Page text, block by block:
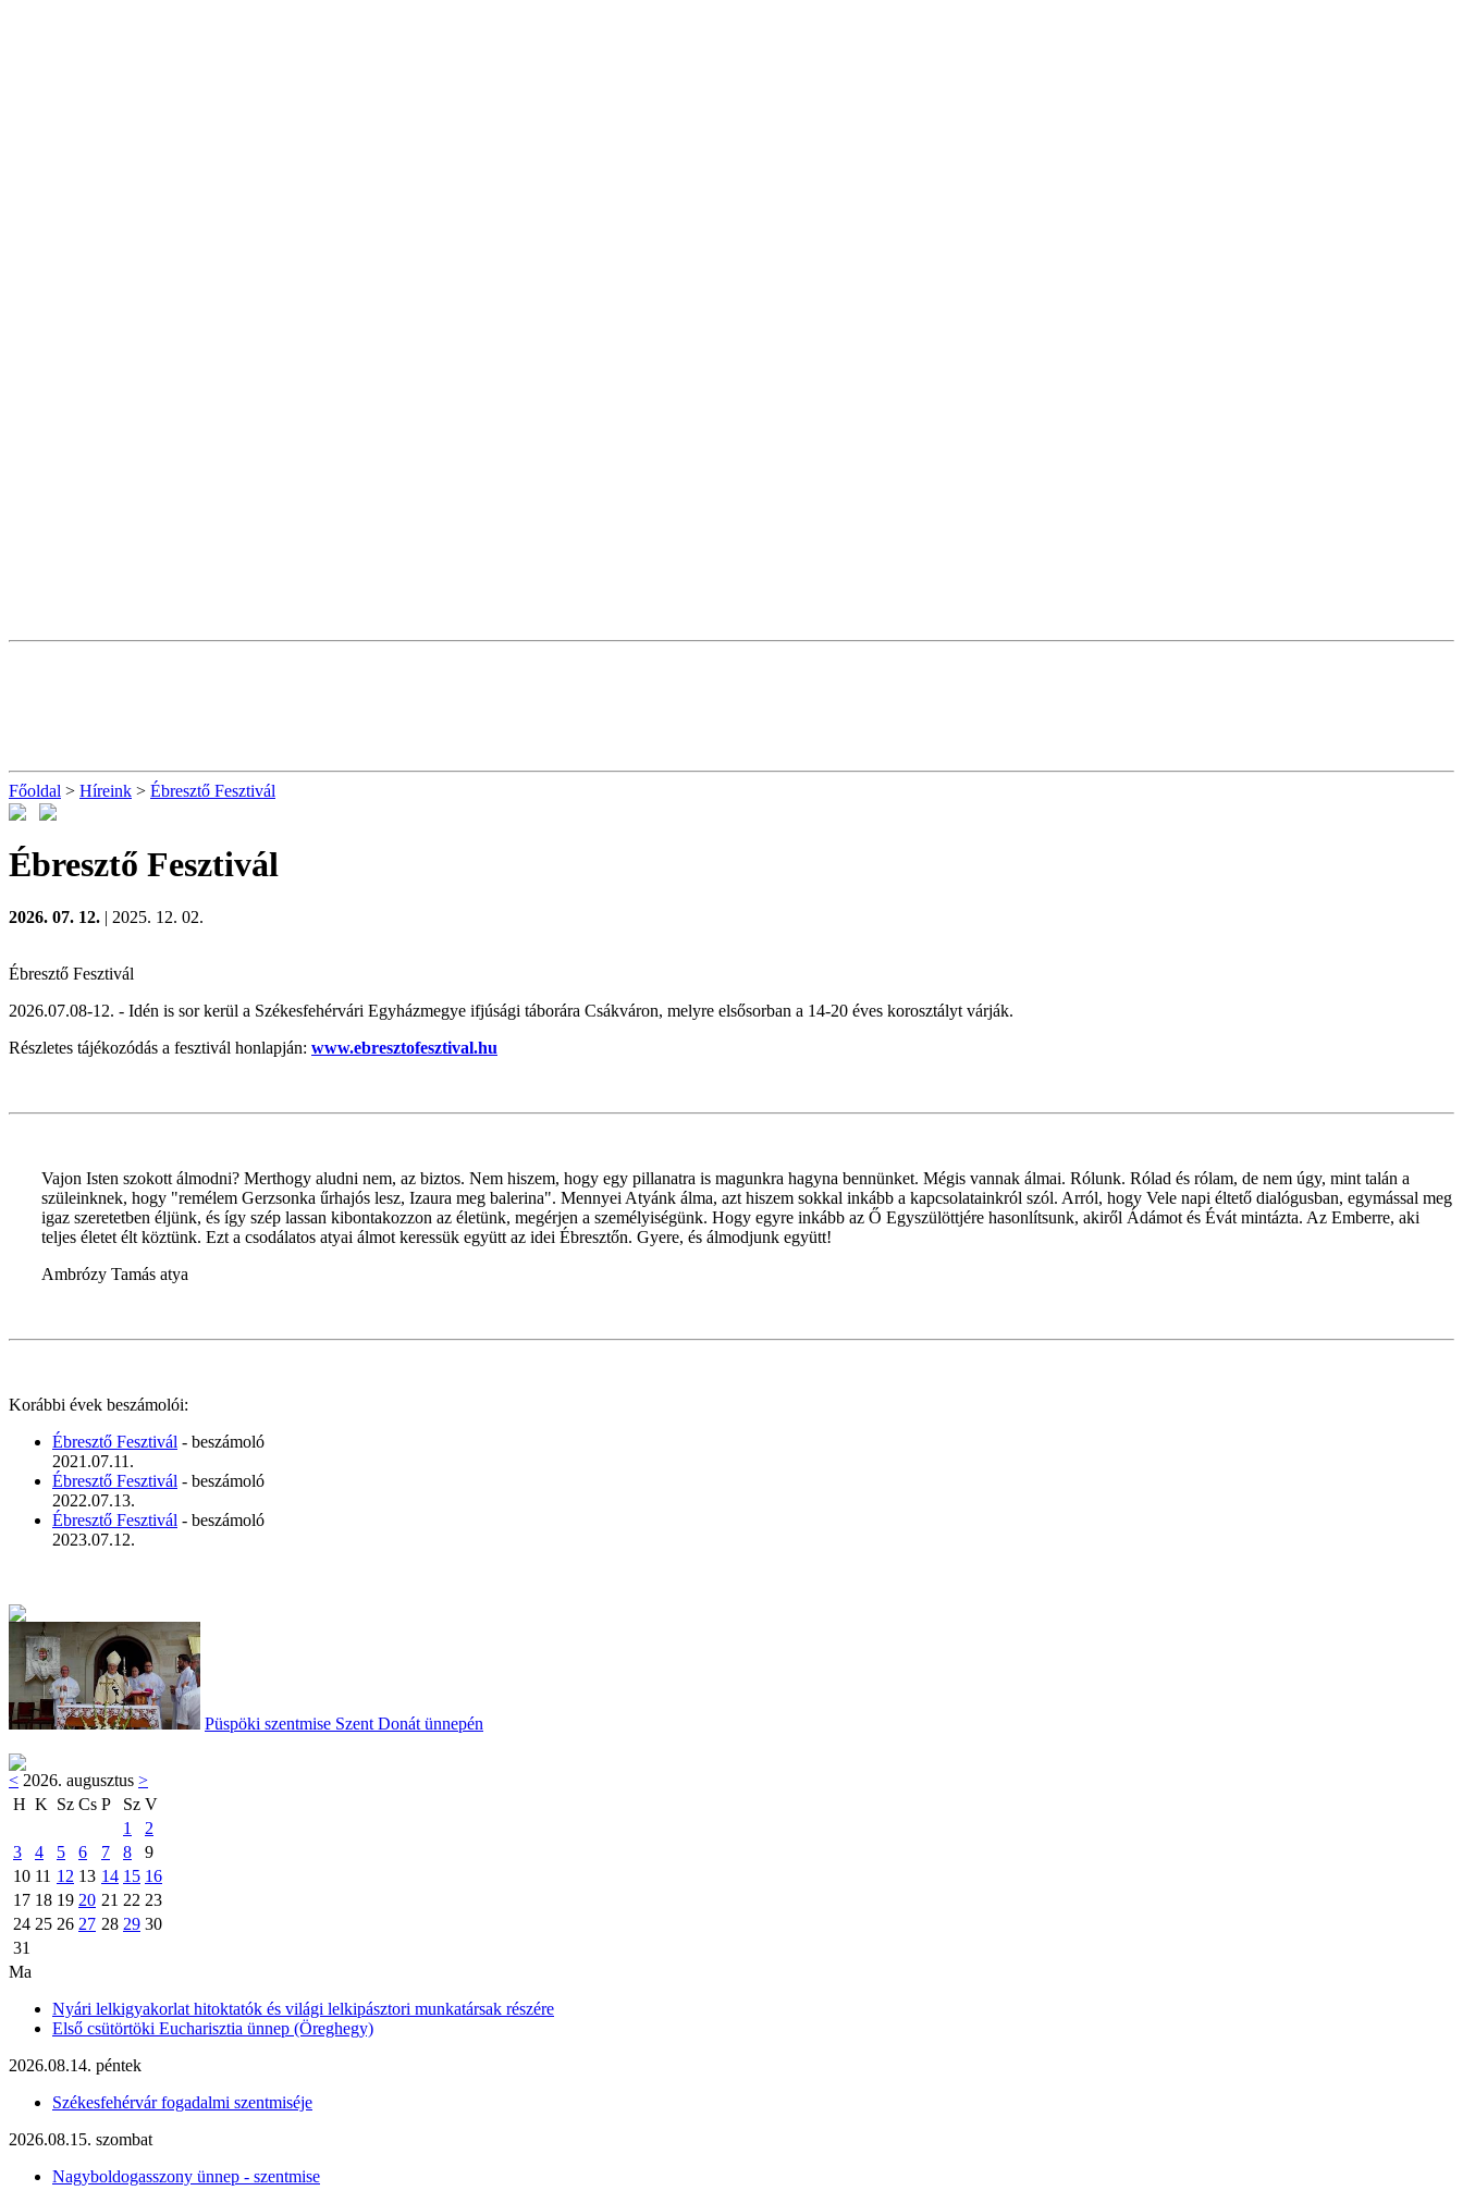
Főoldal > Híreink > Ébresztő Fesztivál
Ébresztő Fesztivál
2026. 07. 12. | 2025. 12. 02.
Ébresztő Fesztivál
2026.07.08-12. - Idén is sor kerül a Székesfehérvári Egyházmegye ifjúsági táborára Csákváron, melyre elsősorban a 14-20 éves korosztályt várják.
Részletes tájékozódás a fesztivál honlapján: www.ebresztofesztival.hu
Vajon Isten szokott álmodni? Merthogy aludni nem, az biztos. Nem hiszem, hogy egy pillanatra is magunkra hagyna bennünket. Mégis vannak álmai. Rólunk. Rólad és rólam, de nem úgy, mint talán a
szüleinknek, hogy "remélem Gerzsonka űrhajós lesz, Izaura meg balerina". Mennyei Atyánk álma, azt hiszem sokkal inkább a kapcsolatainkról szól. Arról, hogy Vele napi éltető dialógusban, egymással meg
igaz szeretetben éljünk, és így szép lassan kibontakozzon az életünk, megérjen a személyiségünk. Hogy egyre inkább az Ő Egyszülöttjére hasonlítsunk, akiről Ádámot és Évát mintázta. Az Emberre, aki
teljes életet élt köztünk. Ezt a csodálatos atyai álmot keressük együtt az idei Ébresztőn. Gyere, és álmodjunk együtt!
Ambrózy Tamás atya
Korábbi évek beszámolói:
Ébresztő Fesztivál - beszámoló
2021.07.11.
Ébresztő Fesztivál - beszámoló
2022.07.13.
Ébresztő Fesztivál - beszámoló
2023.07.12.
Püspöki szentmise Szent Donát ünnepén
< 2026. augusztus >
H K Sz Cs P Sz V
1
2
3
4 5 6 7 8
9
10 11 12 13 14 15 16
17 18 19 20 21 22 23
24 25 26 27 28 29 30
31
Ma
Nyári lelkigyakorlat hitoktatók és világi lelkipásztori munkatársak részére
Első csütörtöki Eucharisztia ünnep (Öreghegy)
2026.08.14. péntek
Székesfehérvár fogadalmi szentmiséje
2026.08.15. szombat
Nagyboldogasszony ünnep - szentmise